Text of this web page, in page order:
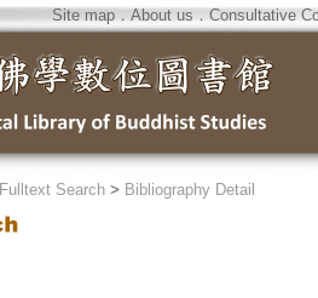
Site map．About us ． Consultative
Fulltext Search > Bibliography Detail